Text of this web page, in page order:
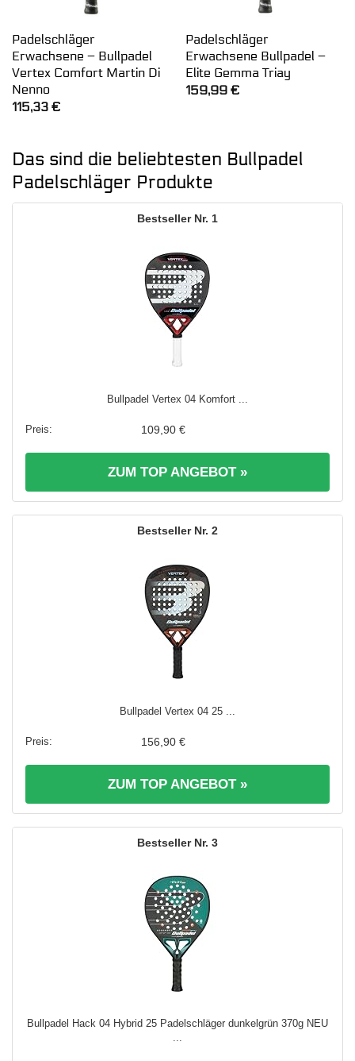
Padelschläger
Erwachsene – Bullpadel
Vertex Comfort Martin Di
Nenno
115,33 €
Padelschläger
Erwachsene Bullpadel –
Elite Gemma Triay
159,99 €
Das sind die beliebtesten Bullpadel
Padelschläger Produkte
1
Bullpadel Vertex 04 Komfort ...
109,90 €
ZUM TOP ANGEBOT »
2
Bullpadel Vertex 04 25 ...
156,90 €
ZUM TOP ANGEBOT »
3
Bullpadel Hack 04 Hybrid 25 Padelschläger dunkelgrün 370g NEU
...